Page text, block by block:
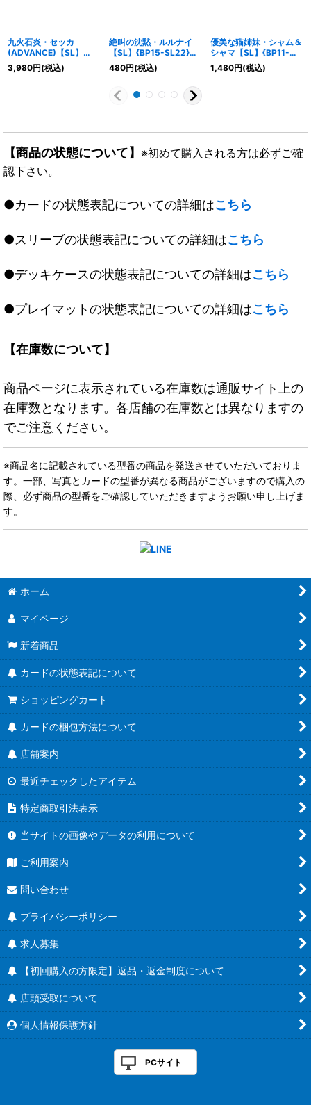
九火石炎・セッカ
(ADVANCE)【SL】
{BP13-SL02}《エル
フ》
3,980円(税込)
絶叫の沈黙・ルルナイ
【SL】{BP15-SL22}
《ナイトメア》
480円(税込)
優美な猫姉妹・シャム＆
シャマ【SL】{BP11-
SL03}《エルフ》
1,480円(税込)
【商品の状態について】 ※初めて購入される方は必ずご確
認下さい。
●カードの状態表記についての詳細はこちら
●スリーブの状態表記についての詳細はこちら
●デッキケースの状態表記についての詳細はこちら
●プレイマットの状態表記についての詳細はこちら
【在庫数について】
商品ページに表示されている在庫数は通販サイト上の
在庫数となります。各店舗の在庫数とは異なりますの
でご注意ください。
※商品名に記載されている型番の商品を発送させていただいておりま
す。一部、写真とカードの型番が異なる商品がございますので購入の
際、必ず商品の型番をご確認していただきますようお願い申し上げま
す。
ホーム
マイページ
新着商品
カードの状態表記について
ショッピングカート
カードの梱包方法について
店舗案内
最近チェックしたアイテム
特定商取引法表示
当サイトの画像やデータの利用について
ご利用案内
問い合わせ
プライバシーポリシー
求人募集
【初回購入の方限定】返品・返金制度について
店頭受取について
個人情報保護方針
PCサイト